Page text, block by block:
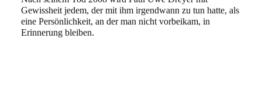
Gewissheit jedem, der mit ihm irgendwann zu tun hatte, als
eine Persönlichkeit, an der man nicht vorbeikam, in
Erinnerung bleiben.